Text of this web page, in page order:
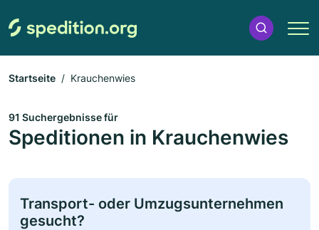
Startseite Krauchenwies
91 Suchergebnisse für
Speditionen in Krauchenwies
Transport- oder Umzugsunternehmen
gesucht?